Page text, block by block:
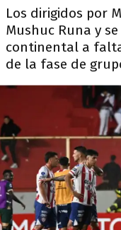
Los dirigidos por
Mushuc Runa y
continental a
de la fase de